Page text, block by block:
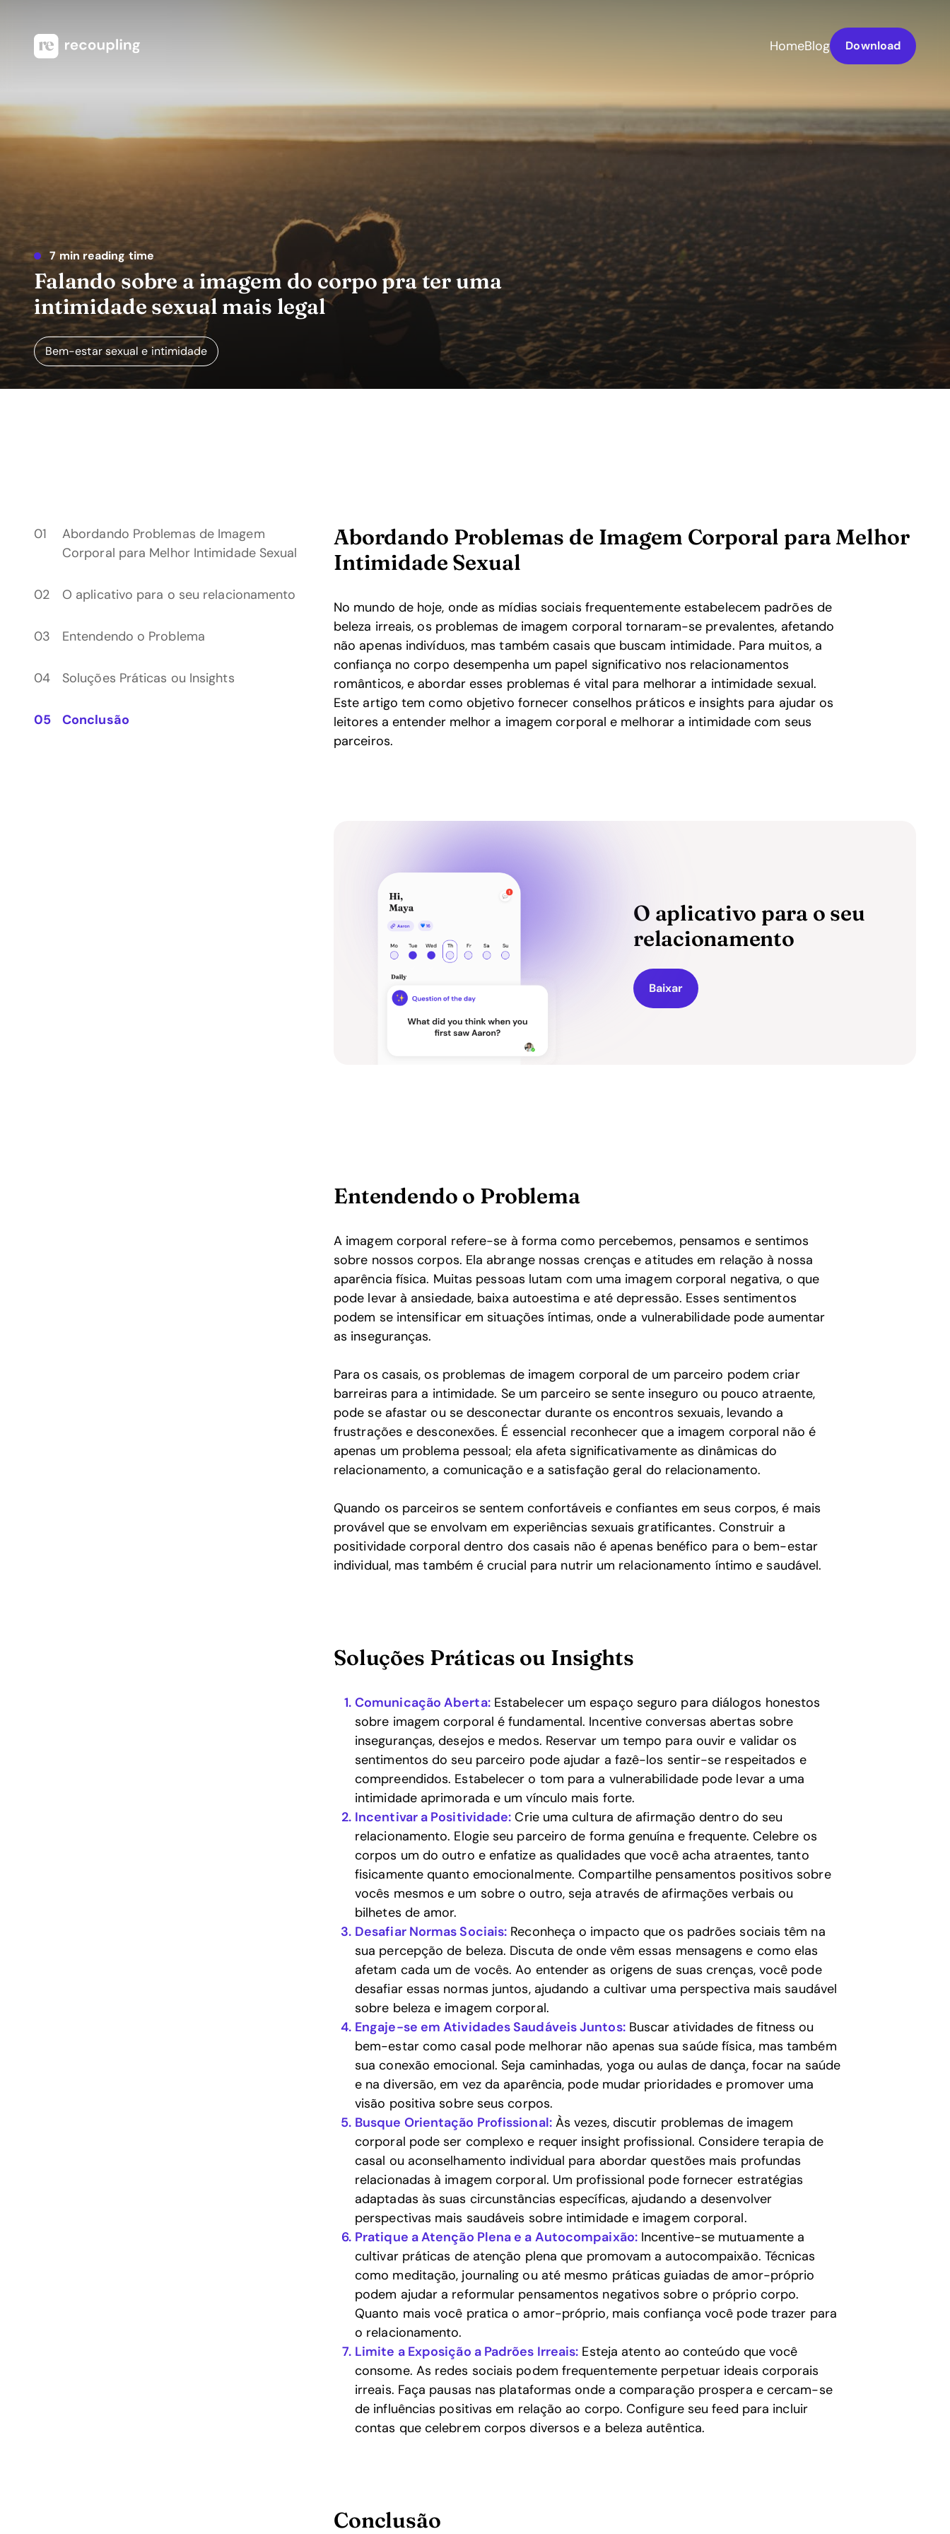
HomeBlog Download
7 min reading time
Falando sobre a imagem do corpo pra ter uma
intimidade sexual mais legal
Bem-estar sexual e intimidade
Abordando Problemas de Imagem
Corporal para Melhor Intimidade Sexual
O aplicativo para o seu relacionamento
Entendendo o Problema
Soluções Práticas ou Insights
Conclusão
Abordando Problemas de Imagem Corporal para Melhor
Intimidade Sexual
No mundo de hoje, onde as mídias sociais frequentemente estabelecem padrões de
beleza irreais, os problemas de imagem corporal tornaram-se prevalentes, afetando
não apenas indivíduos, mas também casais que buscam intimidade. Para muitos, a
confiança no corpo desempenha um papel significativo nos relacionamentos
românticos, e abordar esses problemas é vital para melhorar a intimidade sexual.
Este artigo tem como objetivo fornecer conselhos práticos e insights para ajudar os
leitores a entender melhor a imagem corporal e melhorar a intimidade com seus
parceiros.
O aplicativo para o seu
relacionamento
Baixar
Entendendo o Problema
A imagem corporal refere-se à forma como percebemos, pensamos e sentimos
sobre nossos corpos. Ela abrange nossas crenças e atitudes em relação à nossa
aparência física. Muitas pessoas lutam com uma imagem corporal negativa, o que
pode levar à ansiedade, baixa autoestima e até depressão. Esses sentimentos
podem se intensificar em situações íntimas, onde a vulnerabilidade pode aumentar
as inseguranças.
Para os casais, os problemas de imagem corporal de um parceiro podem criar
barreiras para a intimidade. Se um parceiro se sente inseguro ou pouco atraente,
pode se afastar ou se desconectar durante os encontros sexuais, levando a
frustrações e desconexões. É essencial reconhecer que a imagem corporal não é
apenas um problema pessoal; ela afeta significativamente as dinâmicas do
relacionamento, a comunicação e a satisfação geral do relacionamento.
Quando os parceiros se sentem confortáveis e confiantes em seus corpos, é mais
provável que se envolvam em experiências sexuais gratificantes. Construir a
positividade corporal dentro dos casais não é apenas benéfico para o bem-estar
individual, mas também é crucial para nutrir um relacionamento íntimo e saudável.
Soluções Práticas ou Insights
Comunicação Aberta:Estabelecer um espaço seguro para diálogos honestos
sobre imagem corporal é fundamental. Incentive conversas abertas sobre
inseguranças, desejos e medos. Reservar um tempo para ouvir e validar os
sentimentos do seu parceiro pode ajudar a fazê-los sentir-se respeitados e
compreendidos. Estabelecer o tom para a vulnerabilidade pode levar a uma
intimidade aprimorada e um vínculo mais forte.
Incentivar a Positividade: Crie uma cultura de afirmação dentro do seu
relacionamento. Elogie seu parceiro de forma genuína e frequente. Celebre os
corpos um do outro e enfatize as qualidades que você acha atraentes, tanto
fisicamente quanto emocionalmente. Compartilhe pensamentos positivos sobre
vocês mesmos e um sobre o outro, seja através de afirmações verbais ou
bilhetes de amor.
Desafiar Normas Sociais: Reconheça o impacto que os padrões sociais têm na
sua percepção de beleza. Discuta de onde vêm essas mensagens e como elas
afetam cada um de vocês. Ao entender as origens de suas crenças, você pode
desafiar essas normas juntos, ajudando a cultivar uma perspectiva mais saudável
sobre beleza e imagem corporal.
Engaje-se em Atividades Saudáveis Juntos:Buscar atividades de fitness ou
bem-estar como casal pode melhorar não apenas sua saúde física, mas também
sua conexão emocional. Seja caminhadas, yoga ou aulas de dança, focar na saúde
e na diversão, em vez da aparência, pode mudar prioridades e promover uma
visão positiva sobre seus corpos.
Busque Orientação Profissional:Às vezes, discutir problemas de imagem
corporal pode ser complexo e requer insight profissional. Considere terapia de
casal ou aconselhamento individual para abordar questões mais profundas
relacionadas à imagem corporal. Um profissional pode fornecer estratégias
adaptadas às suas circunstâncias específicas, ajudando a desenvolver
perspectivas mais saudáveis sobre intimidade e imagem corporal.
Pratique a Atenção Plena e a Autocompaixão:Incentive-se mutuamente a
cultivar práticas de atenção plena que promovam a autocompaixão. Técnicas
como meditação, journaling ou até mesmo práticas guiadas de amor-próprio
podem ajudar a reformular pensamentos negativos sobre o próprio corpo.
Quanto mais você pratica o amor-próprio, mais confiança você pode trazer para
o relacionamento.
Limite a Exposição a Padrões Irreais: Esteja atento ao conteúdo que você
consome. As redes sociais podem frequentemente perpetuar ideais corporais
irreais. Faça pausas nas plataformas onde a comparação prospera e cercam-se
de influências positivas em relação ao corpo. Configure seu feed para incluir
contas que celebrem corpos diversos e a beleza autêntica.
Conclusão